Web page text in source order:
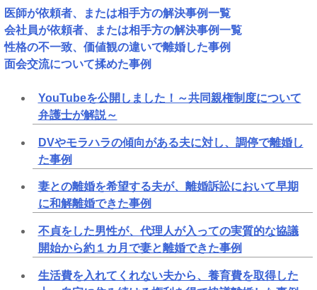
医師が依頼者、または相手方の解決事例一覧
会社員が依頼者、または相手方の解決事例一覧
性格の不一致、価値観の違いで離婚した事例
面会交流について揉めた事例
YouTubeを公開しました！～共同親権制度について
弁護士が解説～
DVやモラハラの傾向がある夫に対し、調停で離婚し
た事例
妻との離婚を希望する夫が、離婚訴訟において早期
に和解離婚できた事例
不貞をした男性が、代理人が入っての実質的な協議
開始から約１カ月で妻と離婚できた事例
生活費を入れてくれない夫から、養育費を取得した